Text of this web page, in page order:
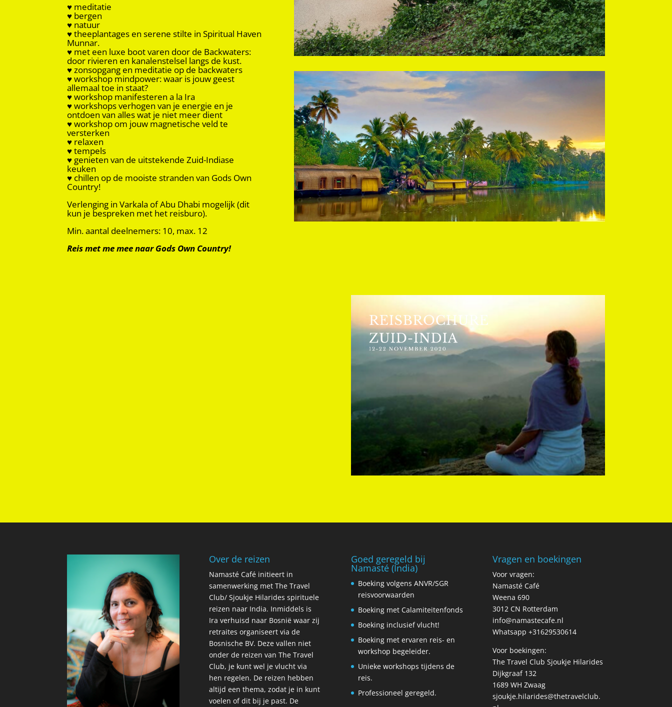
♥ meditatie
♥ bergen
♥ natuur
♥ theeplantages en serene stilte in Spiritual Haven
Munnar.
♥ met een luxe boot varen door de Backwaters:
door rivieren en kanalenstelsel langs de kust.
♥ zonsopgang en meditatie op de backwaters
♥ workshop mindpower: waar is jouw geest
allemaal toe in staat?
♥ workshop manifesteren a la Ira
♥ workshops verhogen van je energie en je
ontdoen van alles wat je niet meer dient
♥ workshop om jouw magnetische veld te
versterken
♥ relaxen
♥ tempels
♥ genieten van de uitstekende Zuid-Indiase
keuken
♥ chillen op de mooiste stranden van Gods Own
Country!
Verlenging in Varkala of Abu Dhabi mogelijk (dit
kun je bespreken met het reisburo).
Min. aantal deelnemers: 10, max. 12
Reis met me mee naar Gods Own Country!
Over de reizen
Namasté Café initieert in
samenwerking met The Travel
Club/ Sjoukje Hilarides spirituele
reizen naar India. Inmiddels is
Ira verhuisd naar Bosnië waar zij
retraites organiseert via de
Bosnische BV. Deze vallen niet
onder de reizen van The Travel
Club, je kunt wel je vlucht via
hen regelen. De reizen hebben
altijd een thema, zodat je in kunt
voelen of dit bij je past. De
Goed geregeld bij
Namasté (India)
Boeking volgens ANVR/SGR
reisvoorwaarden
Boeking met Calamiteitenfonds
Boeking inclusief vlucht!
Boeking met ervaren reis- en
workshop begeleider.
Unieke workshops tijdens de
reis.
Professioneel geregeld.
Vragen en boekingen
Voor vragen:
Namasté Café
Weena 690
3012 CN Rotterdam
info@namastecafe.nl
Whatsapp +31629530614
Voor boekingen:
The Travel Club Sjoukje Hilarides
Dijkgraaf 132
1689 WH Zwaag
sjoukje.hilarides@thetravelclub.